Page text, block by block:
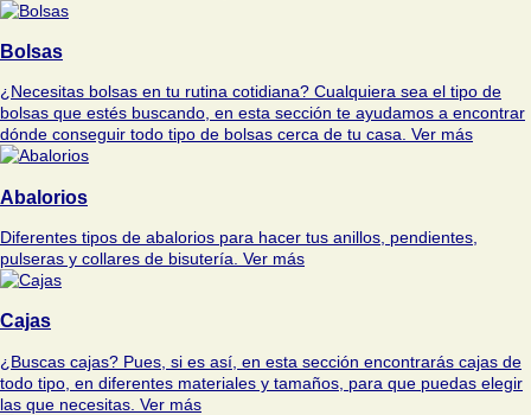
Bolsas
¿Necesitas bolsas en tu rutina cotidiana? Cualquiera sea el tipo de
bolsas que estés buscando, en esta sección te ayudamos a encontrar
dónde conseguir todo tipo de bolsas cerca de tu casa. Ver más
Abalorios
Diferentes tipos de abalorios para hacer tus anillos, pendientes,
pulseras y collares de bisutería. Ver más
Cajas
¿Buscas cajas? Pues, si es así, en esta sección encontrarás cajas de
todo tipo, en diferentes materiales y tamaños, para que puedas elegir
las que necesitas. Ver más